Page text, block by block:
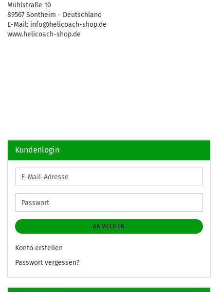
Mühlstraße 10
89567 Sontheim - Deutschland
E-Mail: info@helicoach-shop.de
www.helicoach-shop.de
Kundenlogin
E-
Mail-
Adresse
Passwort
ANMELDEN
Konto erstellen
Passwort vergessen?